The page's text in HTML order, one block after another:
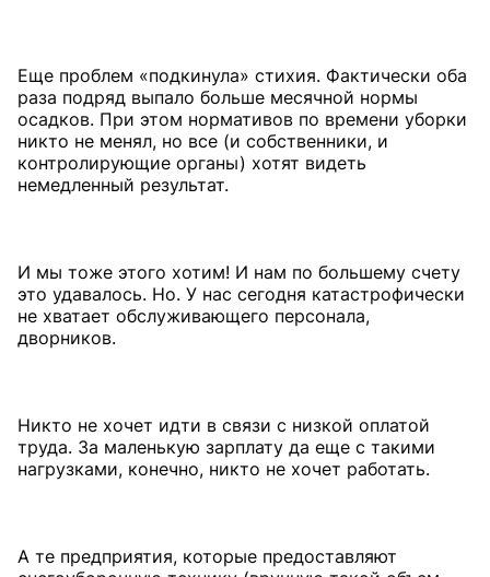
Еще проблем «подкинула» стихия. Фактически оба
раза подряд выпало больше месячной нормы
осадков. При этом нормативов по времени уборки
никто не менял, но все (и собственники, и
контролирующие органы) хотят видеть
немедленный результат.
И мы тоже этого хотим! И нам по большему счету
это удавалось. Но. У нас сегодня катастрофически
не хватает обслуживающего персонала,
дворников.
Никто не хочет идти в связи с низкой оплатой
труда. За маленькую зарплату да еще с такими
нагрузками, конечно, никто не хочет работать.
А те предприятия, которые предоставляют